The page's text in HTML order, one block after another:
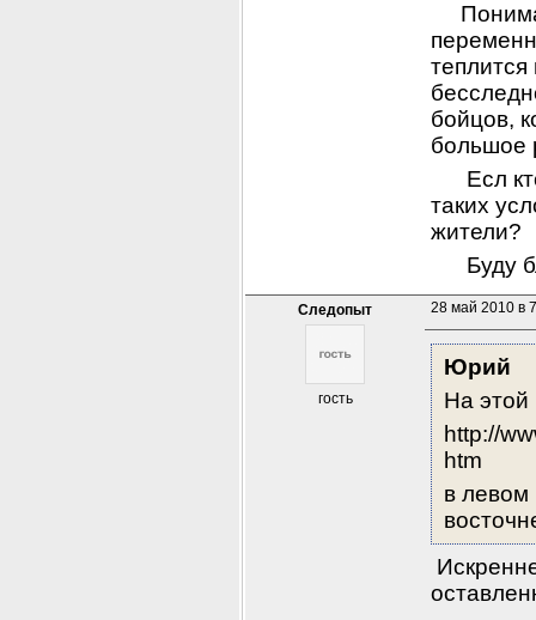
бойцов,
большое
Есл
таких
жители?
Буду
Следопыт
гость
28 май 2010 в
Юрий
На этой
http://
htm
в левом